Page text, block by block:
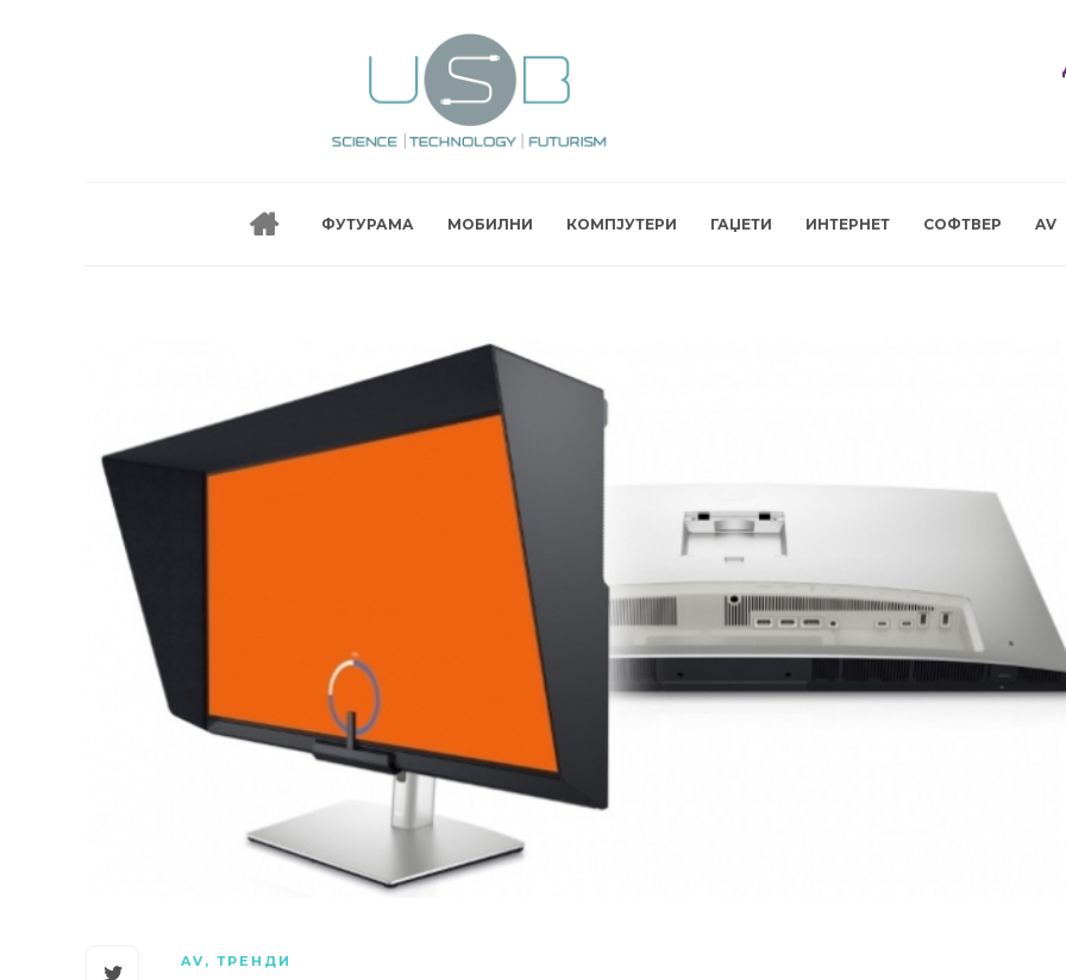
ФУТУРАМА МОБИЛНИ КОМПЈУТЕРИ ГАЏЕТИ ИНТЕРНЕТ СОФТВЕР AV
AV , ТРЕНДИ